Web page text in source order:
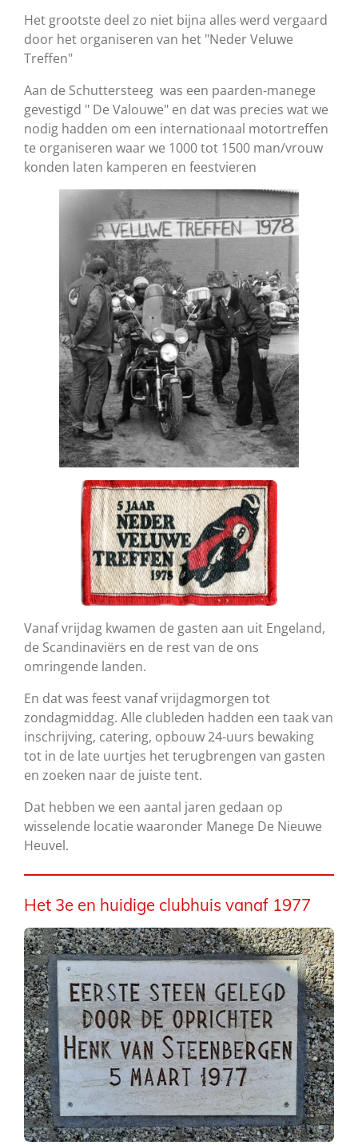
Het grootste deel zo niet bijna alles werd vergaard
door het organiseren van het "Neder Veluwe
Treffen"
Aan de Schuttersteeg was een paarden-manege
gevestigd " De Valouwe" en dat was precies wat we
nodig hadden om een internationaal motortreffen
te organiseren waar we 1000 tot 1500 man/vrouw
konden laten kamperen en feestvieren
Vanaf vrijdag kwamen de gasten aan uit Engeland,
de Scandinaviërs en de rest van de ons
omringende landen.
En dat was feest vanaf vrijdagmorgen tot
zondagmiddag. Alle clubleden hadden een taak van
inschrijving, catering, opbouw 24-uurs bewaking
tot in de late uurtjes het terugbrengen van gasten
en zoeken naar de juiste tent.
Dat hebben we een aantal jaren gedaan op
wisselende locatie waaronder Manege De Nieuwe
Heuvel.
Het 3e en huidige clubhuis vanaf 1977